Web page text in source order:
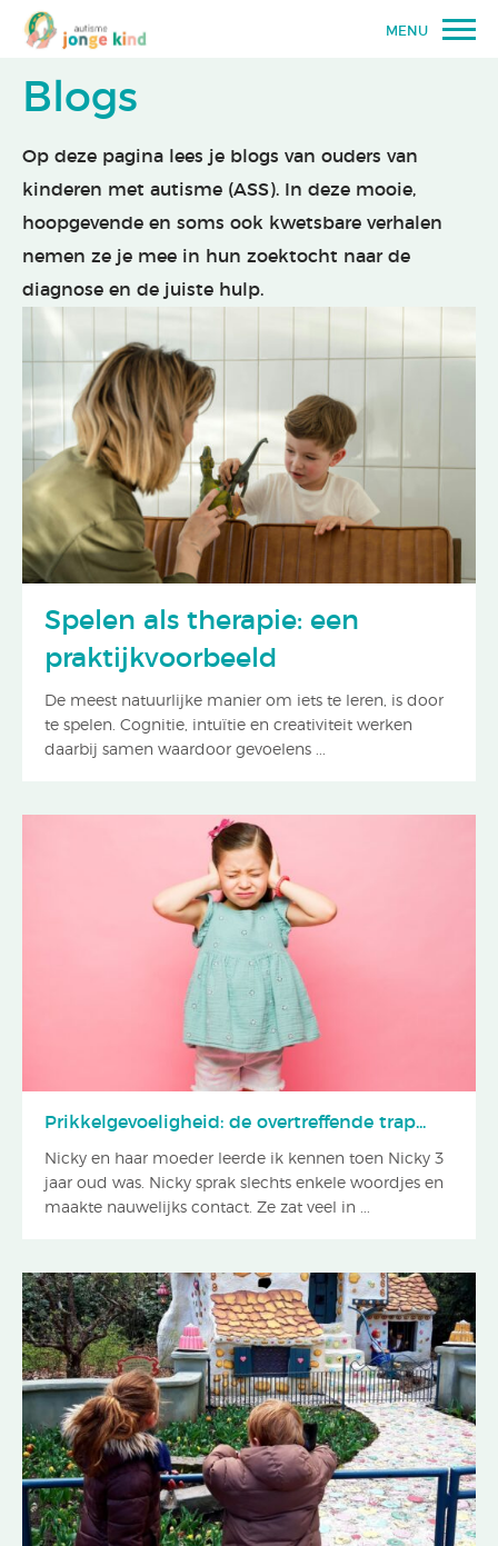
MENU
Blogs
Op deze pagina lees je blogs van ouders van
kinderen met autisme (ASS). In deze mooie,
hoopgevende en soms ook kwetsbare verhalen
nemen ze je mee in hun zoektocht naar de
diagnose en de juiste hulp.
Spelen als therapie: een
praktijkvoorbeeld
De meest natuurlijke manier om iets te leren, is door
te spelen. Cognitie, intuïtie en creativiteit werken
daarbij samen waardoor gevoelens ...
Prikkelgevoeligheid: de overtreffende trap...
Nicky en haar moeder leerde ik kennen toen Nicky 3
jaar oud was. Nicky sprak slechts enkele woordjes en
maakte nauwelijks contact. Ze zat veel in ...